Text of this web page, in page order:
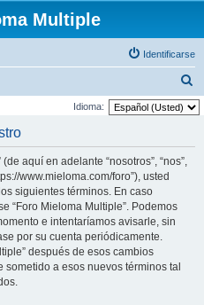
Multiple
Identificarse
u
Idioma:
aquí en adelante “nosotros”, “nos”,
www.mieloma.com/foro”), usted
siguientes términos. En caso
“Foro Mieloma Multiple”. Podemos
e intentaríamos avisarle, sin
por su cuenta periódicamente.
después de esos cambios
a esos nuevos términos tal